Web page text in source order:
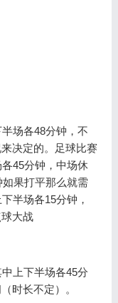
场各48分钟，不
决定的。足球比赛
45分钟，中场休
果打平那么就需
半场各15分钟，
大战
上下半场各45分
时长不定）。